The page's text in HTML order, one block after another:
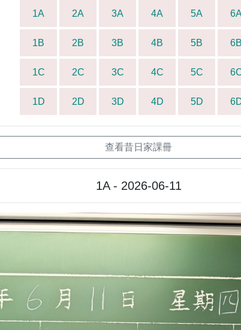
1A 2A 3A 4A 5A
1B 2B 3B 4B 5B 6B
1C 2C 3C 4C 5C
1D 2D 3D 4D 5D
查看昔日家課冊
1A - 2026-06-11